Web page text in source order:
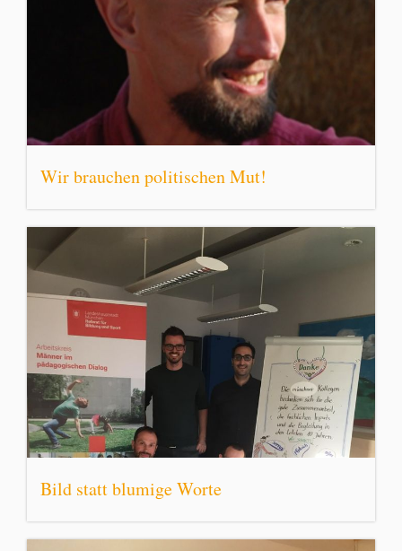
Wir brauchen politischen Mut!
Bild statt blumige Worte